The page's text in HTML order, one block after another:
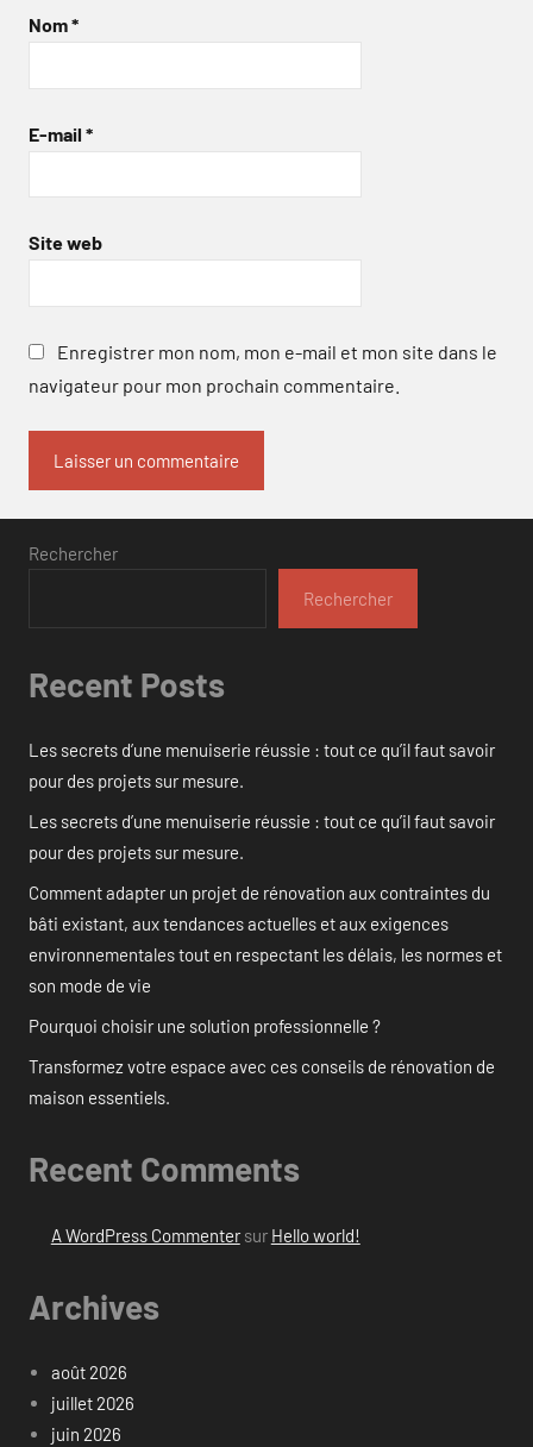
Nom*
E-mail *
Site web
Enregistrer mon nom, mon e-mail et mon site dans le
navigateur pour mon prochain commentaire.
Rechercher
Rechercher
Recent Posts
Les secrets d’une menuiserie réussie : tout ce qu’il faut savoir
pour des projets sur mesure.
Les secrets d’une menuiserie réussie : tout ce qu’il faut savoir
pour des projets sur mesure.
Comment adapter un projet de rénovation aux contraintes du
bâti existant, aux tendances actuelles et aux exigences
environnementales tout en respectant les délais, les normes et
son mode de vie
Pourquoi choisir une solution professionnelle ?
Transformez votre espace avec ces conseils de rénovation de
maison essentiels.
Recent Comments
A WordPress Commentersur Hello world!
Archives
août 2026
juillet 2026
juin 2026